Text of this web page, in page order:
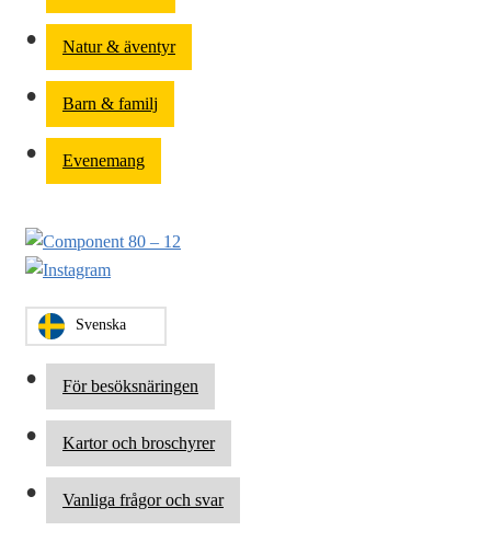
Svenska
Natur & äventyr
Barn & familj
Evenemang
För besöksnäringen
Kartor och broschyrer
Vanliga frågor och svar